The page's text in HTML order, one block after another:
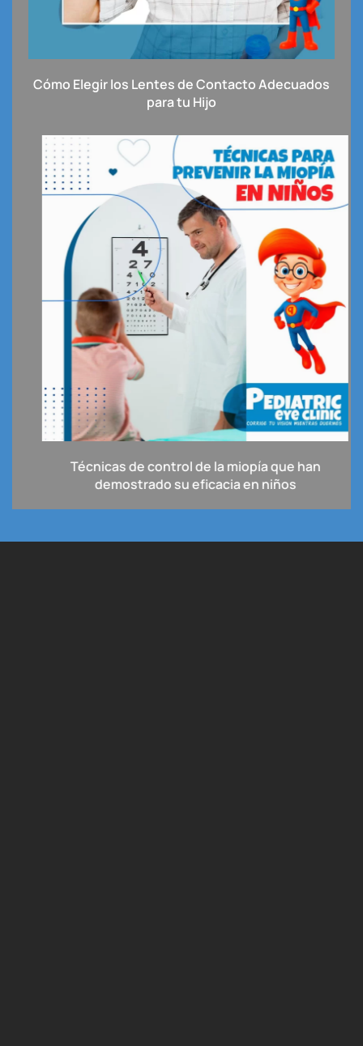
Cómo Elegir los Lentes de Contacto Adecuados
para tu Hijo
Técnicas de control de la miopía que han
demostrado su eficacia en niños